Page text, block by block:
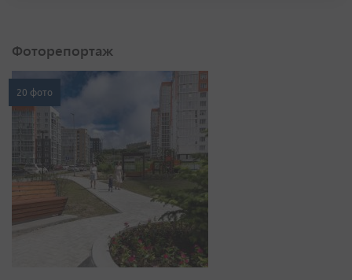
Фоторепортаж
20 фото